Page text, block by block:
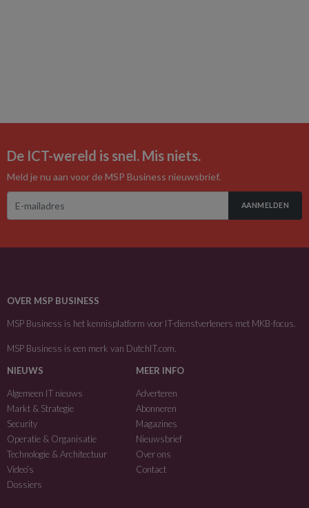
De ICT-wereld is snel. Mis niets.
Meld je nu aan voor de MSP Business nieuwsbrief.
AANMELDEN
OVER MSP BUSINESS
MSP Business is het kennisplatform voor IT-dienstverleners met MKB-focus.
MSP Business is een merk van DutchIT.com
NIEUWS
Algemeen IT nieuws
Markt & Strategie
Security
Operatie & Organisatie
Technologie & Architectuur
Video’s
Dossiers
MEER INFO
Adverteren
Abonneren
Magazines
Nieuwsbrief
Over ons
Contact